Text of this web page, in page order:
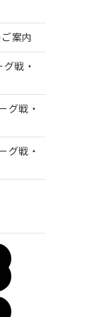
案内
戦・
グ戦・
グ戦・